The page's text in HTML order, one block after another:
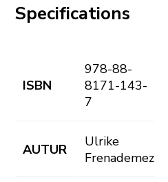
Specifications
ISBN
978-88-
8171-143-
7
AUTUR
Ulrike
Frenademez